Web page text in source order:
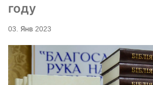
году
03. Янв 2023